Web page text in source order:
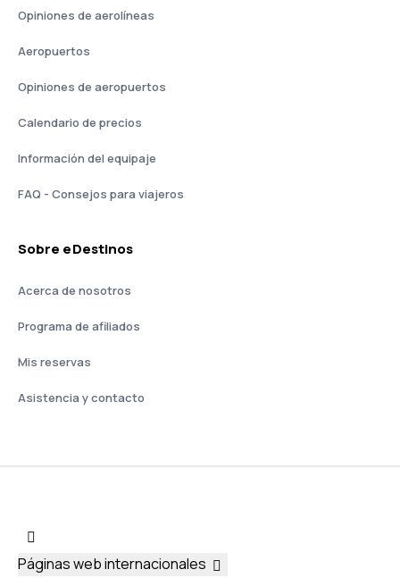
Opiniones de aerolíneas
Aeropuertos
Opiniones de aeropuertos
Calendario de precios
Información del equipaje
FAQ - Consejos para viajeros
Sobre eDestinos
Acerca de nosotros
Programa de afiliados
Mis reservas
Asistencia y contacto
Páginas web internacionales